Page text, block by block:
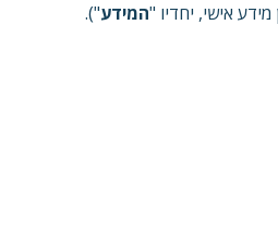
המידע").